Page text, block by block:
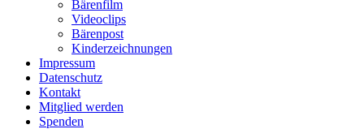
Bärenfilm
Videoclips
Bärenpost
Kinderzeichnungen
Impressum
Datenschutz
Kontakt
Mitglied werden
Spenden